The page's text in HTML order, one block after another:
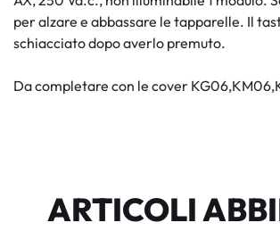
per alzare e abbassare le tapparelle. Il
schiacciato dopo averlo premuto.
Da completare con le cover
ARTICOLI